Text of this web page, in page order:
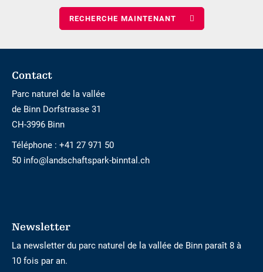
Footer
Contact
Parc naturel de la vallée
de Binn Dorfstrasse 31
CH-3996 Binn
Téléphone : +41 27 971 50
50 info@landschaftspark-binntal.ch
Newsletter
La newsletter du parc naturel de la vallée de Binn paraît 8 à
10 fois par an.